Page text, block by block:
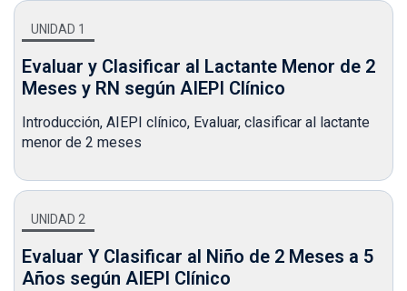
UNIDAD 1
Evaluar y Clasificar al Lactante Menor de 2
Meses y RN según AIEPI Clínico
Introducción, AIEPI clínico, Evaluar, clasificar al lactante
menor de 2 meses
UNIDAD 2
Evaluar Y Clasificar al Niño de 2 Meses a 5
Años según AIEPI Clínico